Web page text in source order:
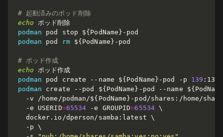
# 起動済みのポッド削除
echo
podman pod stop ${PodName}
podman pod rm ${PodName} -pod
# ポッド作成
echo
podman pod create --name ${PodName} -pod -p 139 :139
podman create --pod ${PodName} -pod --name
-v /home/podman/${PodName} -pod/shares:/home/
-e
USERID=65534 -e GROUPID=65534 \
  docker.io/dperson/samba:latest
\
-p
\